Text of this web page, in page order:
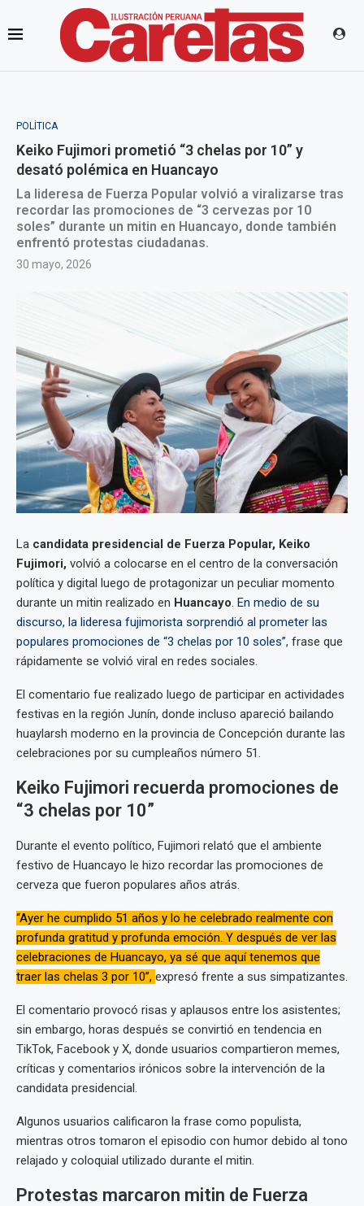
POLÍTICA
Keiko Fujimori prometió “3 chelas por 10” y
desató polémica en Huancayo
La lideresa de Fuerza Popular volvió a viralizarse tras
recordar las promociones de “3 cervezas por 10
soles” durante un mitin en Huancayo, donde también
enfrentó protestas ciudadanas.
30 mayo, 2026
La candidata presidencial de Fuerza Popular, Keiko
Fujimori, volvió a colocarse en el centro de la conversación
política y digital luego de protagonizar un peculiar momento
durante un mitin realizado en Huancayo. En medio de su
discurso, la lideresa fujimorista sorprendió al prometer las
populares promociones de “3 chelas por 10 soles”, frase que
rápidamente se volvió viral en redes sociales.
El comentario fue realizado luego de participar en actividades
festivas en la región Junín, donde incluso apareció bailando
huaylarsh moderno en la provincia de Concepción durante las
celebraciones por su cumpleaños número 51.
Keiko Fujimori recuerda promociones de
“3 chelas por 10”
Durante el evento político, Fujimori relató que el ambiente
festivo de Huancayo le hizo recordar las promociones de
cerveza que fueron populares años atrás.
“Ayer he cumplido 51 años y lo he celebrado realmente con
profunda gratitud y profunda emoción. Y después de ver las
celebraciones de Huancayo, ya sé que aquí tenemos que
traer las chelas 3 por 10”, expresó frente a sus simpatizantes.
El comentario provocó risas y aplausos entre los asistentes;
sin embargo, horas después se convirtió en tendencia en
TikTok, Facebook y X, donde usuarios compartieron memes,
críticas y comentarios irónicos sobre la intervención de la
candidata presidencial.
Algunos usuarios calificaron la frase como populista,
mientras otros tomaron el episodio con humor debido al tono
relajado y coloquial utilizado durante el mitin.
Protestas marcaron mitin de Fuerza